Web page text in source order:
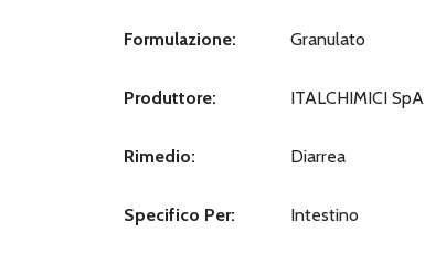
Formulazione: Granulato
Produttore: ITALCHIMICI SpA
Rimedio: Diarrea
Specifico Per: Intestino